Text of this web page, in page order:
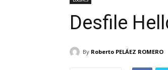
Desfile
By Roberto PELÁEZ ROMERO